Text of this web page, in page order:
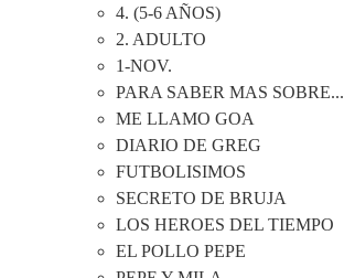
4. (5-6 AÑOS)
2. ADULTO
1-NOV.
PARA SABER MAS SOBRE...
ME LLAMO GOA
DIARIO DE GREG
FUTBOLISIMOS
SECRETO DE BRUJA
LOS HEROES DEL TIEMPO
EL POLLO PEPE